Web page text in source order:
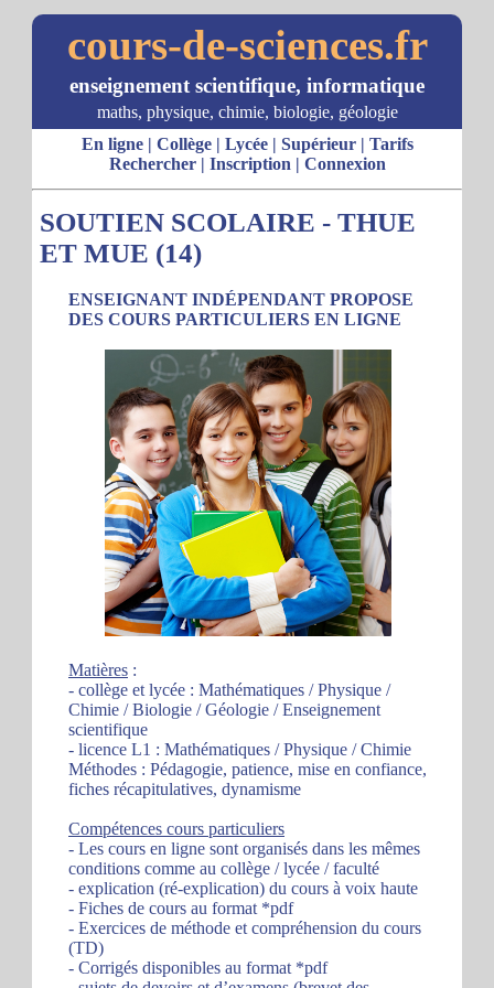
cours-de-sciences.fr
enseignement scientifique, informatique
maths, physique, chimie, biologie, géologie
En ligne| Collège| Lycée| Supérieur| Tarifs
Rechercher| Inscription | Connexion
SOUTIEN SCOLAIRE - THUE
ET MUE (14)
ENSEIGNANT INDÉPENDANT PROPOSE
DES COURS PARTICULIERS EN LIGNE
Matières :
- collège et lycée : Mathématiques / Physique /
Chimie / Biologie / Géologie / Enseignement
scientifique
- licence L1 : Mathématiques / Physique / Chimie
Méthodes : Pédagogie, patience, mise en confiance,
fiches récapitulatives, dynamisme
Compétences cours particuliers
- Les cours en ligne sont organisés dans les mêmes
conditions comme au collège / lycée / faculté
- explication (ré-explication) du cours à voix haute
- Fiches de cours au format *pdf
- Exercices de méthode et compréhension du cours
(TD)
- Corrigés disponibles au format *pdf